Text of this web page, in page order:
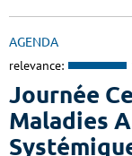
AGENDA
relevance:
Journée
Maladies